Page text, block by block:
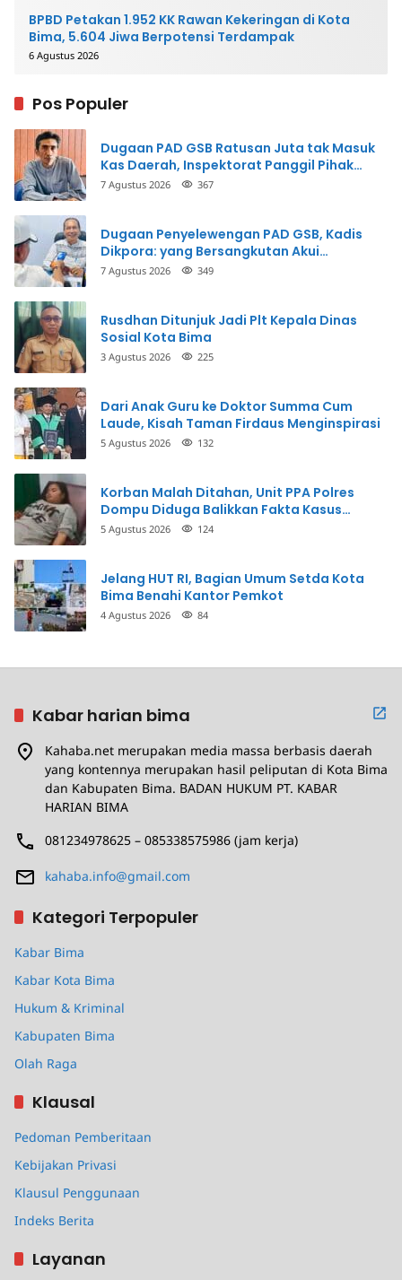
BPBD Petakan 1.952 KK Rawan Kekeringan di Kota
Bima, 5.604 Jiwa Berpotensi Terdampak
6 Agustus 2026
Pos Populer
Dugaan PAD GSB Ratusan Juta tak Masuk
Kas Daerah, Inspektorat Panggil Pihak
Terkait
7 Agustus 2026 367
Dugaan Penyelewengan PAD GSB, Kadis
Dikpora: yang Bersangkutan Akui
Perbuatannya dan Siap Mengembalikan
7 Agustus 2026 349
Rusdhan Ditunjuk Jadi Plt Kepala Dinas
Sosial Kota Bima
3 Agustus 2026 225
Dari Anak Guru ke Doktor Summa Cum
Laude, Kisah Taman Firdaus Menginspirasi
5 Agustus 2026 132
Korban Malah Ditahan, Unit PPA Polres
Dompu Diduga Balikkan Fakta Kasus
Penganiayaan
5 Agustus 2026 124
Jelang HUT RI, Bagian Umum Setda Kota
Bima Benahi Kantor Pemkot
4 Agustus 2026 84
Kabar harian bima
Kahaba.net merupakan media massa berbasis daerah
yang kontennya merupakan hasil peliputan di Kota Bima
dan Kabupaten Bima. BADAN HUKUM PT. KABAR
HARIAN BIMA
081234978625 – 085338575986 (jam kerja)
kahaba.info@gmail.com
Kategori Terpopuler
Kabar Bima
Kabar Kota Bima
Hukum & Kriminal
Kabupaten Bima
Olah Raga
Klausal
Pedoman Pemberitaan
Kebijakan Privasi
Klausul Penggunaan
Indeks Berita
Layanan